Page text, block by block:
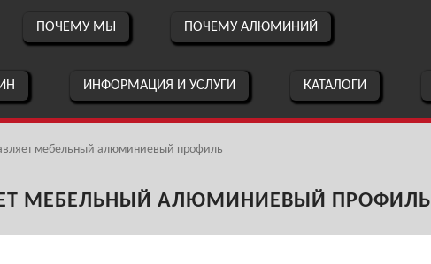
ПОЧЕМУ МЫ ПОЧЕМУ АЛЮМИНИЙ
ИНФОРМАЦИЯ И УСЛУГИ КАТАЛОГИ
мебельный алюминиевый профиль
МЕБЕЛЬНЫЙ АЛЮМИНИЕВЫЙ ПРОФИЛЬ